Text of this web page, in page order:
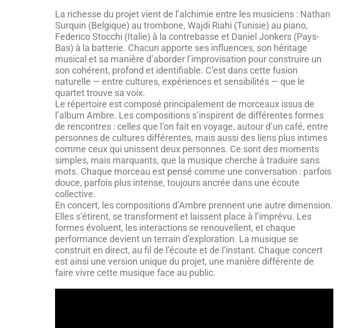
La richesse du projet vient de l’alchimie entre les musiciens : Nathan
Surquin (Belgique) au trombone, Wajdi Riahi (Tunisie) au piano,
Federico Stocchi (Italie) à la contrebasse et Daniel Jonkers (Pays-
Bas) à la batterie. Chacun apporte ses influences, son héritage
musical et sa manière d’aborder l’improvisation pour construire un
son cohérent, profond et identifiable. C’est dans cette fusion
naturelle — entre cultures, expériences et sensibilités — que le
quartet trouve sa voix.
Le répertoire est composé principalement de morceaux issus de
l’album Ambre. Les compositions s’inspirent de différentes formes
de rencontres : celles que l’on fait en voyage, autour d’un café, entre
personnes de cultures différentes, mais aussi des liens plus intimes
comme ceux qui unissent deux personnes. Ce sont des moments
simples, mais marquants, que la musique cherche à traduire sans
mots. Chaque morceau est pensé comme une conversation : parfois
douce, parfois plus intense, toujours ancrée dans une écoute
collective.
En concert, les compositions d’Ambre prennent une autre dimension.
Elles s’étirent, se transforment et laissent place à l’imprévu. Les
formes évoluent, les interactions se renouvellent, et chaque
performance devient un terrain d’exploration. La musique se
construit en direct, au fil de l’écoute et de l’instant. Chaque concert
est ainsi une version unique du projet, une manière différente de
faire vivre cette musique face au public.